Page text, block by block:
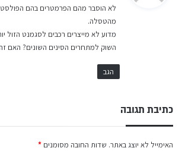
ב
:
לא הוסבר מהם הפרמטרים בהם
מהטסלה.
מדוע לא מייצרים רכבים לסגמנט הזול
השוק למתחרים הסינים השונים? האם
הגב
כתיבת תגובה
האימייל לא יוצג באתר. שדות החובה מסומנים *